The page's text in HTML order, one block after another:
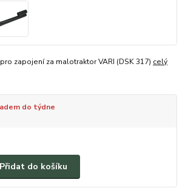
zapojení za malotraktor VARI (DSK 317) celý
do týdne
Přidat do košíku